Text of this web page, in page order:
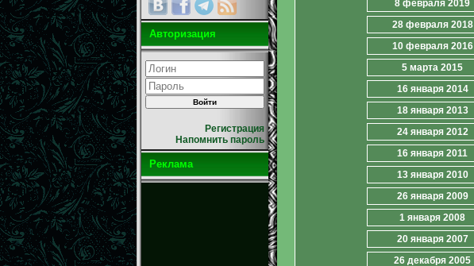
Авторизация
Регистрация
Напомнить пароль
Реклама
8 февраля 2019
28 февраля 2018
10 февраля 2016
5 марта 2015
16 января 2014
18 января 2013
24 января 2012
16 января 2011
13 января 2010
26 января 2009
1 января 2008
20 января 2007
26 декабря 2005